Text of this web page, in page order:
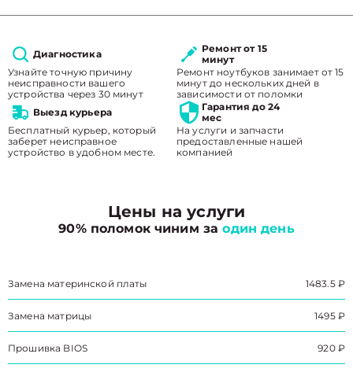
Диагностика
Узнайте точную причину
неисправности вашего
устройства через 30 минут
Ремонт от 15
минут
Ремонт ноутбуков занимает от 15
минут до нескольких дней в
зависимости от поломки
Выезд курьера
Бесплатный курьер, который
заберет неисправное
устройство в удобном месте.
Гарантия до 24
мес
На услуги и запчасти
предоставленные нашей
компанией
Цены на услуги
90% поломок чиним заодин день
Замена материнской платы 1483.5 ₽
Замена матрицы 1495 ₽
Прошивка BIOS 920 ₽